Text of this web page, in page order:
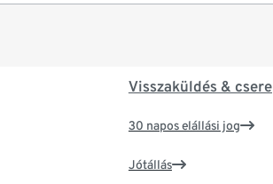
Visszaküldés & csere
30 napos elállási jog
Jótállás